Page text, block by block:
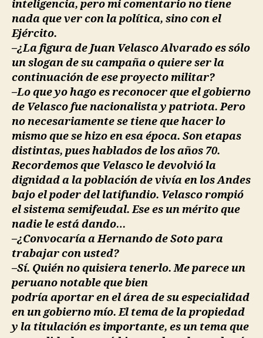
inteligencia, pero mi comentario no tiene
nada que ver con la política, sino con el
Ejército.
–¿La figura de Juan Velasco Alvarado es sólo
un slogan de su campaña o quiere ser la
continuación de ese proyecto militar?
–Lo que yo hago es reconocer que el gobierno
de Velasco fue nacionalista y patriota. Pero
no necesariamente se tiene que hacer lo
mismo que se hizo en esa época. Son etapas
distintas, pues hablados de los años 70.
Recordemos que Velasco le devolvió la
dignidad a la población de vivía en los Andes
bajo el poder del latifundio. Velasco rompió
el sistema semifeudal. Ese es un mérito que
nadie le está dando…
–¿Convocaría a Hernando de Soto para
trabajar con usted?
–Sí. Quién no quisiera tenerlo. Me parece un
peruano notable que bien
podría aportar en el área de su especialidad
en un gobierno mío. El tema de la propiedad
y la titulación es importante, es un tema que